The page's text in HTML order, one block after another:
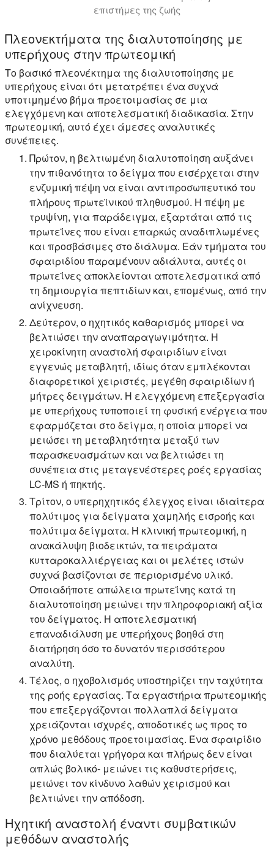
επιστήμες της ζωής
Πλεονεκτήματα της διαλυτοποίησης με
υπερήχους στην πρωτεομική
Το βασικό πλεονέκτημα της διαλυτοποίησης με
υπερήχους είναι ότι μετατρέπει ένα συχνά
υποτιμημένο βήμα προετοιμασίας σε μια
ελεγχόμενη και αποτελεσματική διαδικασία. Στην
πρωτεομική, αυτό έχει άμεσες αναλυτικές
συνέπειες.
Πρώτον, η βελτιωμένη διαλυτοποίηση αυξάνει
την πιθανότητα το δείγμα που εισέρχεται στην
ενζυμική πέψη να είναι αντιπροσωπευτικό του
πλήρους πρωτεϊνικού πληθυσμού. Η πέψη με
τρυψίνη, για παράδειγμα, εξαρτάται από τις
πρωτεΐνες που είναι επαρκώς αναδιπλωμένες
και προσβάσιμες στο διάλυμα. Εάν τμήματα του
σφαιριδίου παραμένουν αδιάλυτα, αυτές οι
πρωτεΐνες αποκλείονται αποτελεσματικά από
τη δημιουργία πεπτιδίων και, επομένως, από την
ανίχνευση.
Δεύτερον, ο ηχητικός καθαρισμός μπορεί να
βελτιώσει την αναπαραγωγιμότητα. Η
χειροκίνητη αναστολή σφαιριδίων είναι
εγγενώς μεταβλητή, ιδίως όταν εμπλέκονται
διαφορετικοί χειριστές, μεγέθη σφαιριδίων ή
μήτρες δειγμάτων. Η ελεγχόμενη επεξεργασία
με υπερήχους τυποποιεί τη φυσική ενέργεια που
εφαρμόζεται στο δείγμα, η οποία μπορεί να
μειώσει τη μεταβλητότητα μεταξύ των
παρασκευασμάτων και να βελτιώσει τη
συνέπεια στις μεταγενέστερες ροές εργασίας
LC-MS ή πηκτής.
Τρίτον, ο υπερηχητικός έλεγχος είναι ιδιαίτερα
πολύτιμος για δείγματα χαμηλής εισροής και
πολύτιμα δείγματα. Η κλινική πρωτεομική, η
ανακάλυψη βιοδεικτών, τα πειράματα
κυτταροκαλλιέργειας και οι μελέτες ιστών
συχνά βασίζονται σε περιορισμένο υλικό.
Οποιαδήποτε απώλεια πρωτεΐνης κατά τη
διαλυτοποίηση μειώνει την πληροφοριακή αξία
του δείγματος. Η αποτελεσματική
επαναδιάλυση με υπερήχους βοηθά στη
διατήρηση όσο το δυνατόν περισσότερου
αναλύτη.
Τέλος, ο ηχοβολισμός υποστηρίζει την ταχύτητα
της ροής εργασίας. Τα εργαστήρια πρωτεομικής
που επεξεργάζονται πολλαπλά δείγματα
χρειάζονται ισχυρές, αποδοτικές ως προς το
χρόνο μεθόδους προετοιμασίας. Ένα σφαιρίδιο
που διαλύεται γρήγορα και πλήρως δεν είναι
απλώς βολικό- μειώνει τις καθυστερήσεις,
μειώνει τον κίνδυνο λαθών χειρισμού και
βελτιώνει την απόδοση.
Ηχητική αναστολή έναντι συμβατικών
μεθόδων αναστολής